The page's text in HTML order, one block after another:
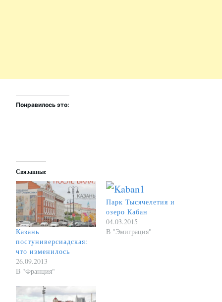
Понравилось это:
Связанные
Казань
постуниверсиадская:
что изменилось
26.09.2013
В "Франция"
Парк Тысячелетия и
озеро Кабан
04.03.2015
В "Эмиграция"